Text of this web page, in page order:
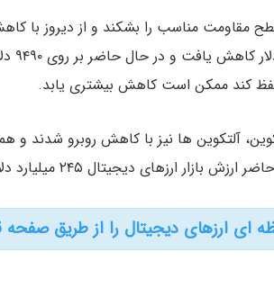
مقاومت مناسب را بشکند و از دیروز با
کند ممکن است کاهش بیشتری یابد.
ارزهای دیجیتال ۲۴۵ میلیارد دلار می باشد.
ای ارزهای دیجیتال را از طریق صفحه